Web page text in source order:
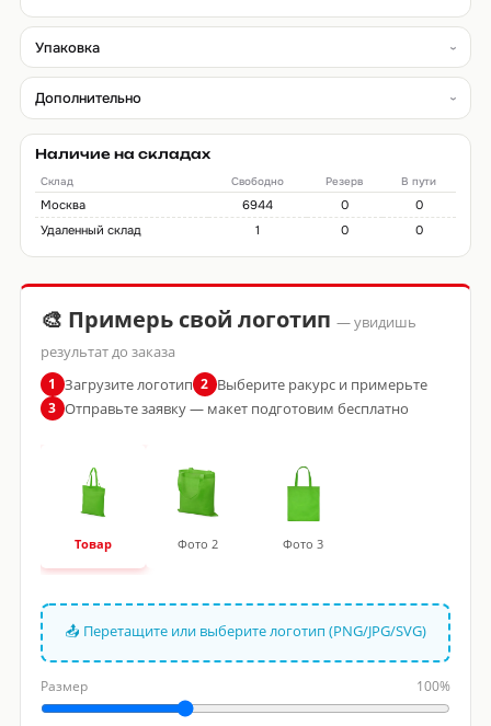
Упаковка
Дополнительно
Наличие на складах
Склад Свободно Резерв В пути
Москва 6944 0
0
Удаленный склад
1 0 0
🎨 Примерь свой логотип — увидишь
результат до заказа
1 Загрузите логотип 2 Выберите ракурс и примерьте
3 Отправьте заявку — макет подготовим бесплатно
Товар Фото 2 Фото 3
📤 Перетащите или выберите логотип (PNG/JPG/SVG)
Размер 100%